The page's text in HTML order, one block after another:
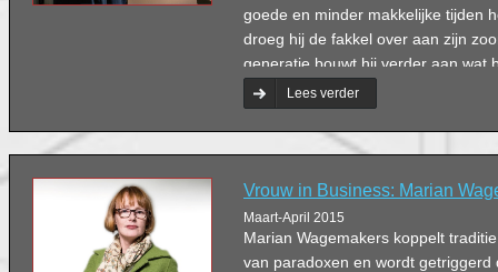
goede en minder makkelijke tijden
droeg hij de fakkel over aan zijn
generatie bouwt hij verder aan wat
Johannes in 1884 begon.
directieadviseur nog mee achter de
Lees verder
Vrouw in Business: Marian
Maart-April 2015
Marian Wagemakers koppelt
van paradoxen en wordt